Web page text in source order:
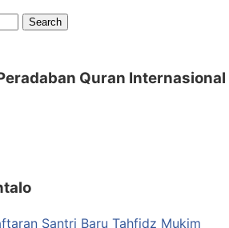
Quran Internasional